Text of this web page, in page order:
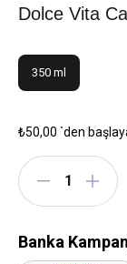
Dolce Vita
350 ml
₺50,00 `den
Banka